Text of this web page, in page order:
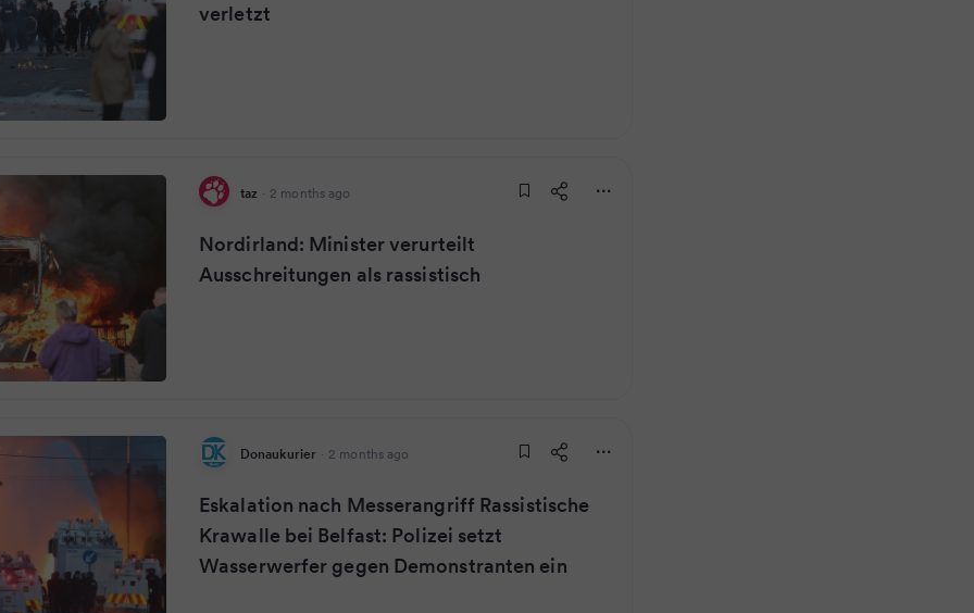
verletzt
taz · 2 months ago
Nordirland: Minister verurteilt
Ausschreitungen als rassistisch
Donaukurier · 2 months ago
Eskalation nach Messerangriff Rassistische
Krawalle bei Belfast: Polizei setzt
Wasserwerfer gegen Demonstranten ein